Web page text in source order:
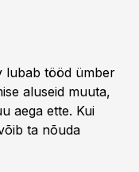
lubab tööd ümber
aluseid muuta,
aega ette. Kui
ta nõuda